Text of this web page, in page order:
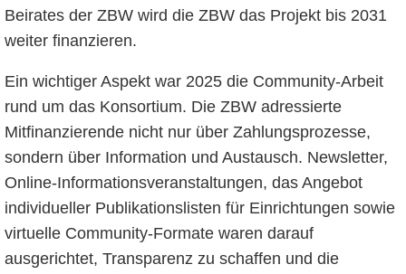
Beirates der ZBW wird die ZBW das Projekt bis 2031
weiter finanzieren.
Ein wichtiger Aspekt war 2025 die Community-Arbeit
rund um das Konsortium. Die ZBW adressierte
Mitfinanzierende nicht nur über Zahlungsprozesse,
sondern über Information und Austausch. Newsletter,
Online-Informationsveranstaltungen, das Angebot
individueller Publikationslisten für Einrichtungen sowie
virtuelle Community-Formate waren darauf
ausgerichtet, Transparenz zu schaffen und die